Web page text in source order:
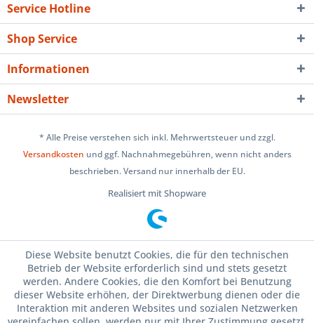
Service Hotline
Shop Service
Informationen
Newsletter
* Alle Preise verstehen sich inkl. Mehrwertsteuer und zzgl.
Versandkosten und ggf. Nachnahmegebühren, wenn nicht anders
beschrieben. Versand nur innerhalb der EU.
Realisiert mit Shopware
Diese Website benutzt Cookies, die für den technischen
Betrieb der Website erforderlich sind und stets gesetzt
werden. Andere Cookies, die den Komfort bei Benutzung
dieser Website erhöhen, der Direktwerbung dienen oder die
Interaktion mit anderen Websites und sozialen Netzwerken